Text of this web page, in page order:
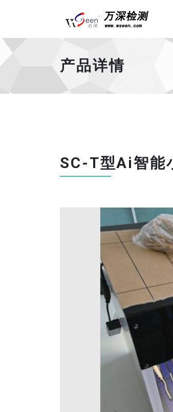
产品详情
SC-T型Ai智能